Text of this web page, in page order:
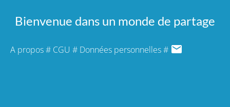
Bienvenue dans un monde de partage
A propos# CGU # Données personnelles#